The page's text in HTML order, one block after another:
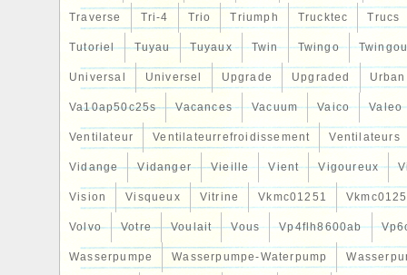
Traverse Tri-4 Trio Triumph Trucktec Trucs
Tutoriel Tuyau Tuyaux Twin Twingo
Universal Universel Upgrade Upgraded Urban
Va10ap50c25s Vacances Vacuum Vaico Valeo
Ventilateur Ventilateurrefroidissement Ventilateurs
Vidange Vidanger Vieille Vient Vigoureux
Vision Visqueux Vitrine Vkmc01251
Volvo Votre Voulait Vous Vp4flh8600ab
Wasserpumpe Wasserpumpe-Waterpump